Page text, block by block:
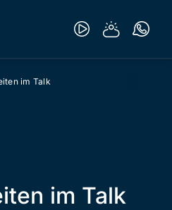
im Talk
im Talk